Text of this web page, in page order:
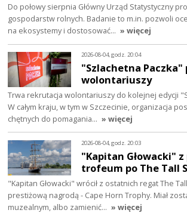
Do połowy sierpnia Główny Urząd Statystyczny
gospodarstw rolnych. Badanie to m.in. pozwoli
na ekosystemy i dostosować… » więcej
2026-08-04, godz. 20:04
"Szlachetna
wolontariuszy
Trwa rekrutacja wolontariuszy do kolejnej edycji
W całym kraju, w tym w Szczecinie, organizacja
chętnych do pomagania… » więcej
2026-08-04, godz. 20:03
"Kapitan Głowacki"
trofeum po The Tall
"Kapitan Głowacki" wrócił z ostatnich regat The
prestiżową nagrodą - Cape Horn Trophy. Miał
muzealnym, albo zamienić… » więcej